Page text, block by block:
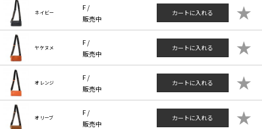
ネイビー
F /
販売中
カートに入れる ★
ヤケヌメ
F /
販売中
カートに入れる ★
オレンジ
F /
販売中
カートに入れる ★
オリーブ
F /
販売中
カートに入れる ★